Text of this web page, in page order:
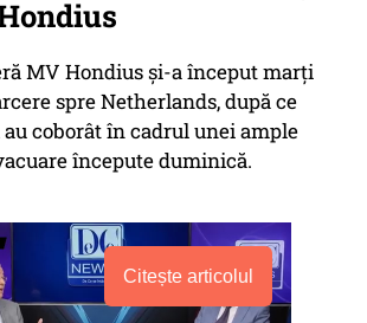
MV Hondius și-a început marți
spre Netherlands, după ce
coborât în cadrul unei ample
începute duminică.
Citește articolul